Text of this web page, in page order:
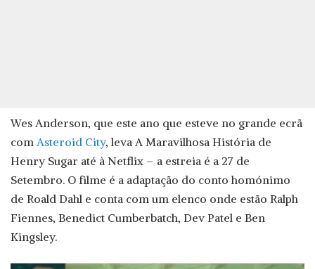
Wes Anderson, que este ano que esteve no grande ecrã
com Asteroid City, leva A Maravilhosa História de
Henry Sugar até à Netflix – a estreia é a 27 de
Setembro. O filme é a adaptação do conto homónimo
de Roald Dahl e conta com um elenco onde estão Ralph
Fiennes, Benedict Cumberbatch, Dev Patel e Ben
Kingsley.